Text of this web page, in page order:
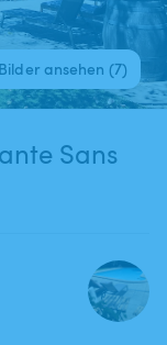
Bilder ansehen (7)
Sans